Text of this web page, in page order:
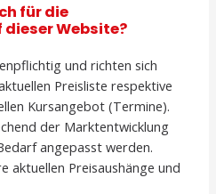
für die
Website?
und richten sich
Preisliste respektive
Kursangebot (Termine).
der Marktentwicklung
angepasst werden.
aktuellen Preisaushänge und